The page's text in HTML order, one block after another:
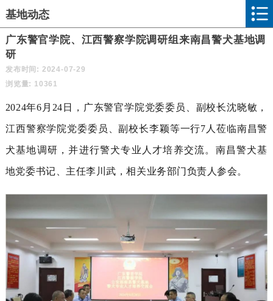
基地动态
广东警官学院、江西警察学院调研组来南昌警犬基地调
研
发布时间: 2024-07-29
浏览量: 10361
2024年6 月24日，广东警官学院党委委员、副校长沈晓敏，
江西警察学院党委委员、副校长李颖等一行7人莅临南昌警
犬基地调研，并进行警犬专业人才培养交流。南昌警犬基
地党委书记、主任李川武，相关业务部门负责人参会。